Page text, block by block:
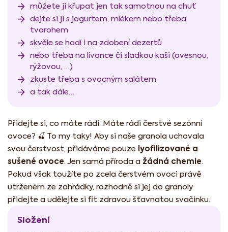
můžete ji křupat jen tak samotnou na chuť
dejte si ji s jogurtem, mlékem nebo třeba
tvarohem
skvěle se hodí i na zdobení dezertů
nebo třeba na lívance či sladkou kaši (ovesnou,
rýžovou, …)
zkuste třeba s ovocným salátem
a tak dále…
Přidejte si, co máte rádi. Máte rádi čerstvé sezónní
ovoce? 🍒 To my taky! Aby si naše granola uchovala
svou čerstvost, přidáváme pouze lyofilizované a
sušené ovoce. Jen samá příroda a žádná chemie.
Pokud však toužíte po zcela čerstvém ovoci právě
utrženém ze zahrádky, rozhodně si jej do granoly
přidejte a udělejte si fit zdravou šťavnatou svačinku.
Složení